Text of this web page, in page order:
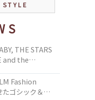
THE STARS
and the
Fashion
ゴシック＆ロ